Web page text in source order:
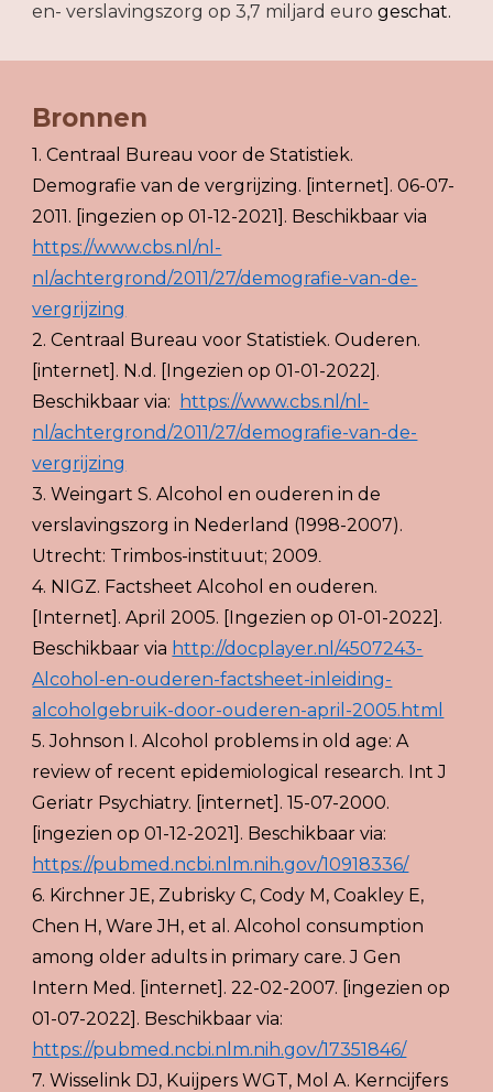
en- verslavingszorg op 3,7 miljard eurogeschat.
Bronnen
1. Centraal Bureau voor de Statistiek.
Demografie van de vergrijzing. [internet]. 06-07-
2011. [ingezien op 01-12-2021]. Beschikbaar via
https://www.cbs.nl/nl-
nl/achtergrond/2011/27/demografie-van-de-
vergrijzing
2. Centraal Bureau voor Statistiek. Ouderen.
[internet]. N.d. [Ingezien op 01-01-2022].
Beschikbaar via:
https://www.cbs.nl/nl-
nl/achtergrond/2011/27/demografie-van-de-
vergrijzing
3. Weingart S. Alcohol en ouderen in de
verslavingszorg in Nederland (1998-2007).
Utrecht: Trimbos-instituut; 2009.
4. NIGZ. Factsheet Alcohol en ouderen.
[Internet]. April 2005. [Ingezien op 01-01-2022].
Beschikbaar via http://docplayer.nl/4507243-
Alcohol-en-ouderen-factsheet-inleiding-
alcoholgebruik-door-ouderen-april-2005.html
5. Johnson I. Alcohol problems in old age: A
review of recent epidemiological research. Int J
Geriatr Psychiatry. [internet]. 15-07-2000.
[ingezien op 01-12-2021]. Beschikbaar via:
https://pubmed.ncbi.nlm.nih.gov/10918336/
6. Kirchner JE, Zubrisky C, Cody M, Coakley E,
Chen H, Ware JH, et al. Alcohol consumption
among older adults in primary care. J Gen
Intern Med. [internet]. 22-02-2007. [ingezien op
01-07-2022]. Beschikbaar via:
https://pubmed.ncbi.nlm.nih.gov/17351846/
7. Wisselink DJ, Kuijpers WGT, Mol A. Kerncijfers